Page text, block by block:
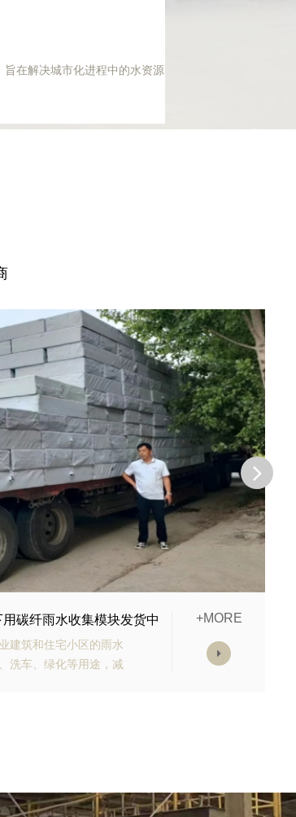
在解决城市化进程中的水资源
纤维棉正在发货
力、高抗渗能力、抗老
计有反冲洗装置，以防
+MORE